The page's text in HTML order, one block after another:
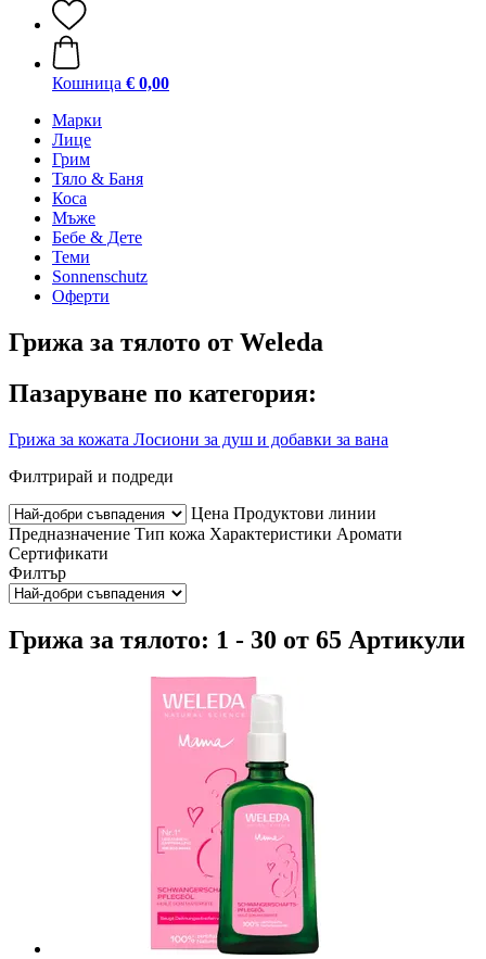
Кошница € 0,00
Марки
Лице
Грим
Тяло & Баня
Коса
Мъже
Бебе & Дете
Теми
Sonnenschutz
Оферти
Грижа за тялото от Weleda
Пазаруване по категория:
Грижа за кожата Лосиони за душ и добавки за вана
Филтрирай и подреди
Цена Продуктови линии
Предназначение Тип кожа Характеристики Аромати
Сертификати
Филтър
Грижа за тялото: 1 - 30 от 65 Артикули